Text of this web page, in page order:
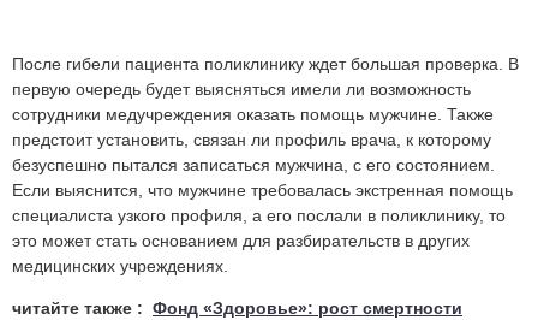
После гибели пациента поликлинику ждет большая проверка. В
первую очередь будет выясняться имели ли возможность
сотрудники медучреждения оказать помощь мужчине. Также
предстоит установить, связан ли профиль врача, к которому
безуспешно пытался записаться мужчина, с его состоянием.
Если выяснится, что мужчине требовалась экстренная помощь
специалиста узкого профиля, а его послали в поликлинику, то
это может стать основанием для разбирательств в других
медицинских учреждениях.
читайте также : Фонд «Здоровье»: рост смертности